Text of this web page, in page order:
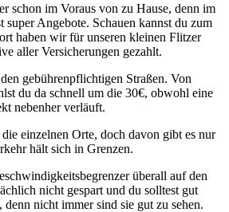
schon im Voraus von zu Hause, denn im
super Angebote. Schauen kannst du zum
haben wir für unseren kleinen Flitzer
aller Versicherungen gezahlt.
gebührenpflichtigen Straßen. Von
du da schnell um die 30€, obwohl eine
nebenher verläuft.
einzelnen Orte, doch davon gibt es nur
hält sich in Grenzen.
überall auf den
nicht gespart und du solltest gut
denn nicht immer sind sie gut zu sehen.